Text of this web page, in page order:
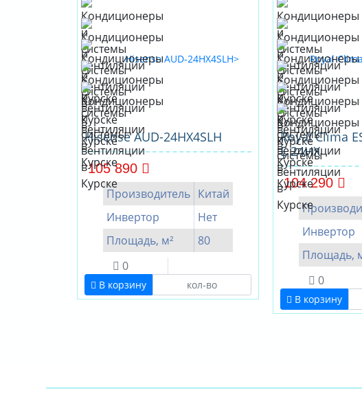
Hisense AUD-24HX4SLH
105 890
Производитель Китай
Инвертор
Нет
Площадь, м²
80
0
В корзину
Royal Clima
E 24HX
104 290
Инвертор
Площадь,
0
В корзину